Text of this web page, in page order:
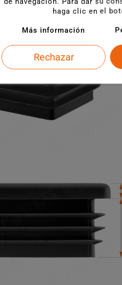
haga clic en el
Más información
Rechazar